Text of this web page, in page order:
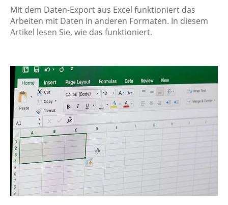
Mit dem Daten-Export aus Excel funktioniert das
Arbeiten mit Daten in anderen Formaten. In diesem
Artikel lesen Sie, wie das funktioniert.